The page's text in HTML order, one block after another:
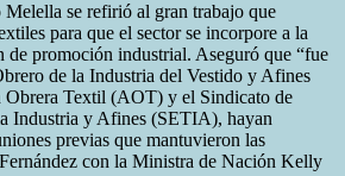
se refirió al gran trabajo que
para que el sector se incorpore a la
de promoción industrial. Aseguró que “fue
de la Industria del Vestido y Afines
Textil (AOT) y el Sindicato de
Industria y Afines (SETIA), hayan
previas que mantuvieron las
con la Ministra de Nación Kelly